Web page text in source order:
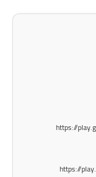
https://
https://